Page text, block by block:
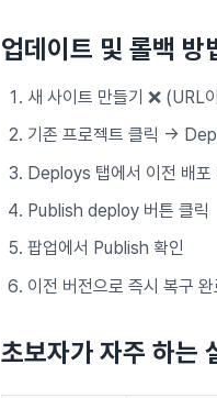
업데이트 및 롤백 방
새 사이트 만들기 ❌ (URL
기존 프로젝트 클릭 →
Deploys 탭에서 이전 배포
Publish deploy 버튼 클릭
팝업에서 Publish 확인
이전 버전으로 즉시 복구 완
초보자가 자주 하는